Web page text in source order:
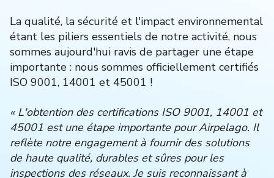
La qualité, la sécurité et l'impact environnemental
étant les piliers essentiels de notre activité, nous
sommes aujourd'hui ravis de partager une étape
importante : nous sommes officiellement certifiés
ISO 9001, 14001 et 45001 !
« L'obtention des certifications ISO 9001, 14001 et
45001 est une étape importante pour Airpelago. Il
reflète notre engagement à fournir des solutions
de haute qualité, durables et sûres pour les
inspections des réseaux. Je suis reconnaissant à